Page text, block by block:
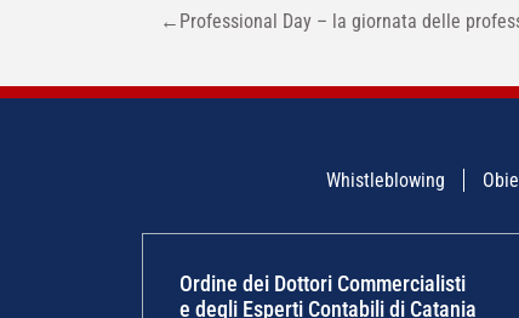
← Professional Day – la giornata delle
Whistleblowing
Ordine dei Dottori Commercialisti
e degli Esperti Contabili di Catania